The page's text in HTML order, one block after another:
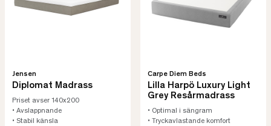
Jensen
Diplomat Madrass
Priset avser 140x200
• Avslappnande
• Stabil känsla
Carpe Diem Beds
Lilla Harpö Luxury Light
Grey Resårmadrass
• Optimal i sängram
• Tryckavlastande komfort